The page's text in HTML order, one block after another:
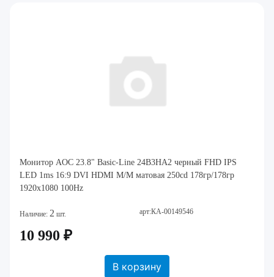
Монитор AOC 23.8" Basic-Line 24B3HA2 черный FHD IPS
LED 1ms 16:9 DVI HDMI M/M матовая 250cd 178гр/178гр
1920x1080 100Hz
Наличие: 2 шт. арт:КА-00149546
10 990 ₽
В корзину